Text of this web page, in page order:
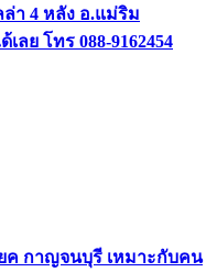
า 4 หลัง อ.แม่ริม
ลย โทร 088-9162454
ค กาญจนบุรี เหมาะกับคน